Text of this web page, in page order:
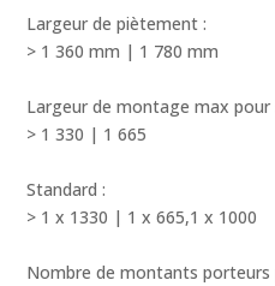
les
postes
travail
individuels
Largeur de piètement :
> 1 360 mm | 1 780 mm
Largeur de montage max pour
> 1 330 | 1 665
Standard :
> 1 x 1330 | 1 x 665,1 x 1000
Nombre de montants porteurs